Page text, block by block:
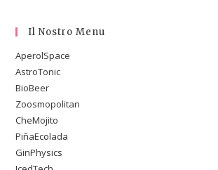
Il Nostro Menu
AperolSpace
AstroTonic
BioBeer
Zoosmopolitan
CheMojito
PiñaEcolada
GinPhysics